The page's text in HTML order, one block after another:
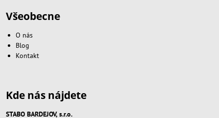
Všeobecne
O nás
Blog
Kontakt
Kde nás nájdete
STABO BARDEJOV, s.r.o.